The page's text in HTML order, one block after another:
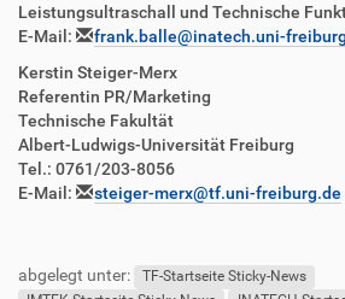
Leistungsultraschall und Technische
E-Mail:
frank.balle@inatech.uni-
Kerstin Steiger-Merx
Referentin PR/Marketing
Technische Fakultät
Albert-Ludwigs-Universität Freiburg
Tel.: 0761/203-8056
E-Mail:
steiger-merx@tf.uni-freiburg.de
abgelegt unter:
TF-Startseite Sticky-News